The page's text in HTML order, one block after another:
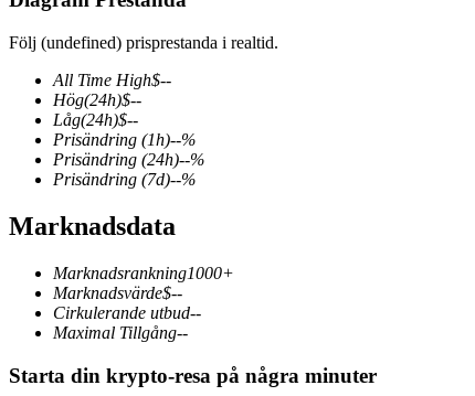
Futures med USDT som säkerhet
COIN-M Futures
Futures för kryptovaluta
Derivat för aktier, valuta, ädelmetaller och råvaror
Följ (undefined) prisprestanda i realtid.
All Time High$--
Hög(24h)$--
Låg(24h)$--
Prisändring (1h)--%
Prisändring (24h)--%
Prisändring (7d)--%
Marknadsdata
Marknadsrankning1000+
Marknadsvärde$--
Cirkulerande utbud--
Maximal Tillgång--
Starta din krypto-resa på några minuter